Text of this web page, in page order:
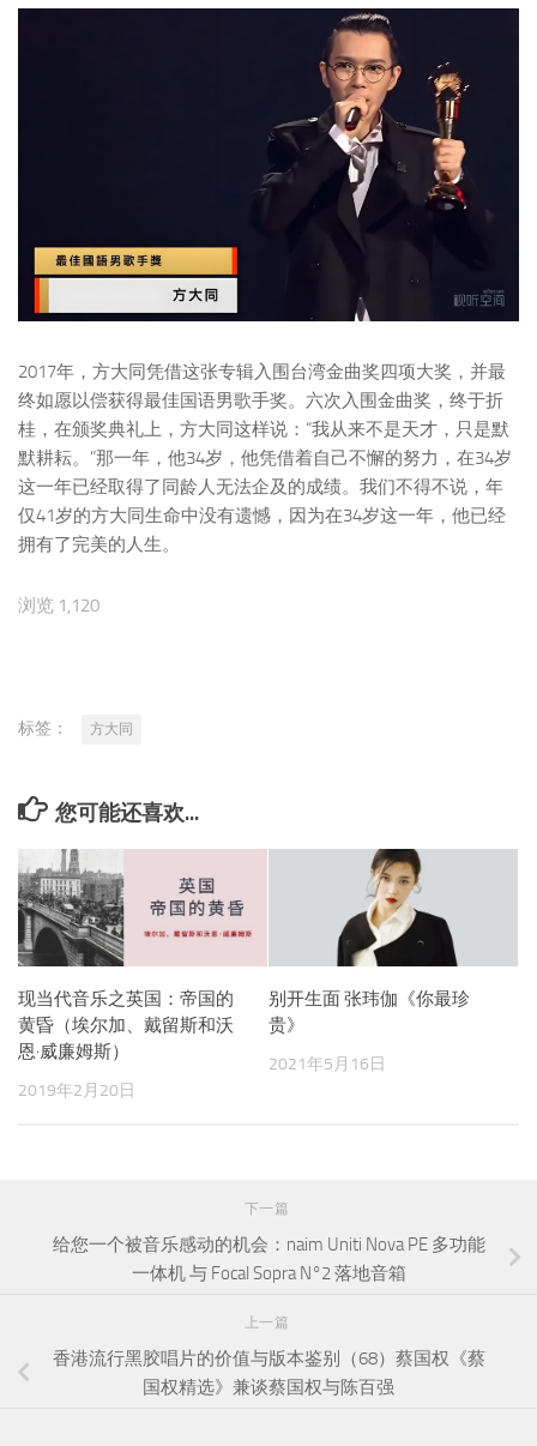
2017年，方大同凭借这张专辑入围台湾金曲奖四项大奖，并最
终如愿以偿获得最佳国语男歌手奖。六次入围金曲奖，终于折
桂，在颁奖典礼上，方大同这样说：“我从来不是天才，只是默
默耕耘。”那一年，他34岁，他凭借着自己不懈的努力，在34岁
这一年已经取得了同龄人无法企及的成绩。我们不得不说，年
仅41岁的方大同生命中没有遗憾，因为在34岁这一年，他已经
拥有了完美的人生。
浏览 1,120
标签： 方大同
您可能还喜欢...
现当代音乐之英国：帝国的
黄昏（埃尔加、戴留斯和沃
恩·威廉姆斯）
2019年2月20日
别开生面 张玮伽《你最珍
贵》
2021年5月16日
下一篇
给您一个被音乐感动的机会：naim Uniti Nova PE 多功能
一体机 与 Focal Sopra N°2 落地音箱
上一篇
香港流行黑胶唱片的价值与版本鉴别（68）蔡国权《蔡
国权精选》兼谈蔡国权与陈百强